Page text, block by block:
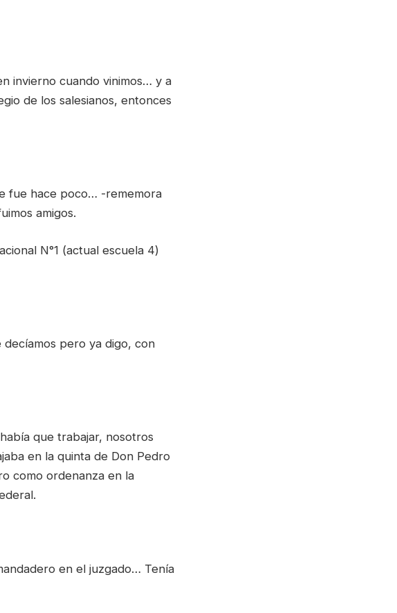
invierno cuando vinimos… y a
de los salesianos, entonces
fue hace poco… -rememora
amigos.
N°1 (actual escuela 4)
pero ya digo, con
que trabajar, nosotros
en la quinta de Don Pedro
como ordenanza en la
en el juzgado… Tenía